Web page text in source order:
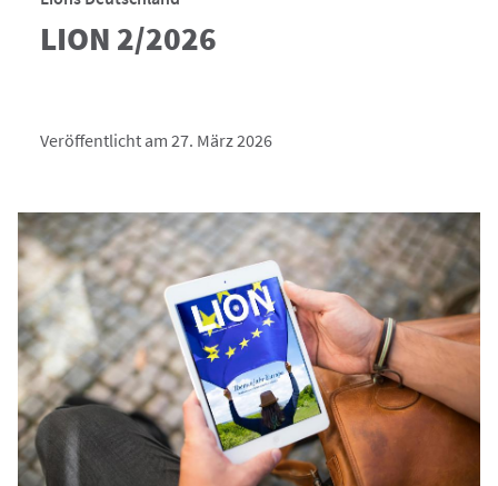
LION 2/2026
Veröffentlicht am 27. März 2026